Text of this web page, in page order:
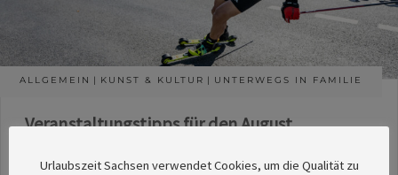
ALLGEMEIN KUNST & KULTUR UNTERWEGS IN FAMILIE
Veranstaltungstipps für den August
Urlaubszeit Sachsen verwendet Cookies, um die Qualität zu